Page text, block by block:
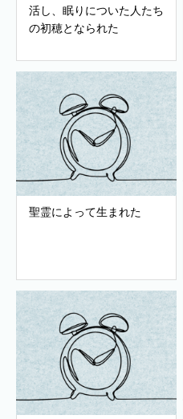
活し、眠りについた人たち
の初穂となられた
聖霊によって生まれた